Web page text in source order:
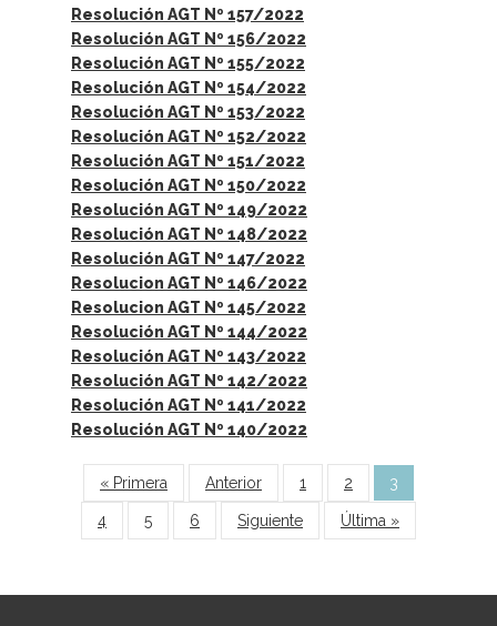
Resolución AGT Nº 157/2022
Resolución AGT Nº 156/2022
Resolución AGT Nº 155/2022
Resolución AGT Nº 154/2022
Resolución AGT Nº 153/2022
Resolución AGT Nº 152/2022
Resolución AGT Nº 151/2022
Resolución AGT Nº 150/2022
Resolución AGT Nº 149/2022
Resolución AGT Nº 148/2022
Resolución AGT Nº 147/2022
Resolucion AGT Nº 146/2022
Resolucion AGT Nº 145/2022
Resolución AGT Nº 144/2022
Resolución AGT Nº 143/2022
Resolución AGT Nº 142/2022
Resolución AGT Nº 141/2022
Resolución AGT Nº 140/2022
Páginas
« Primera Anterior 1 2 3
4 5 6 Siguiente Última »